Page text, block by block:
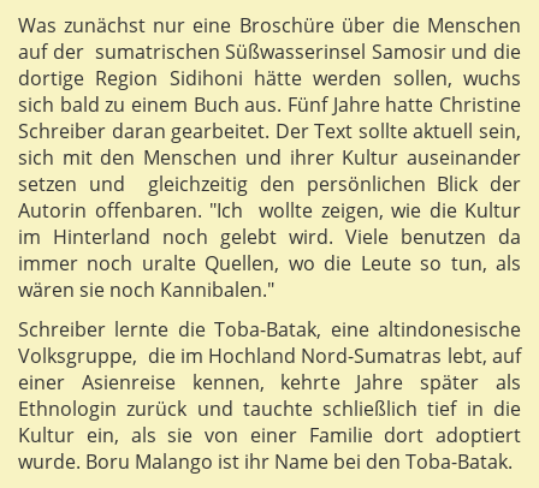
Was zunächst nur eine Broschüre über die Menschen
auf der sumatrischen Süßwasserinsel Samosir und die
dortige Region Sidihoni hätte werden sollen, wuchs
sich bald zu einem Buch aus. Fünf Jahre hatte Christine
Schreiber daran gearbeitet. Der Text sollte aktuell sein,
sich mit den Menschen und ihrer Kultur auseinander
setzen und gleichzeitig den persönlichen Blick der
Autorin offenbaren. "Ich wollte zeigen, wie die Kultur
im Hinterland noch gelebt wird. Viele benutzen da
immer noch uralte Quellen, wo die Leute so tun, als
wären sie noch Kannibalen."
Schreiber lernte die Toba-Batak, eine altindonesische
Volksgruppe, die im Hochland Nord-Sumatras lebt, auf
einer Asienreise kennen, kehrte Jahre später als
Ethnologin zurück und tauchte schließlich tief in die
Kultur ein, als sie von einer Familie dort adoptiert
wurde. Boru Malango ist ihr Name bei den Toba-Batak.